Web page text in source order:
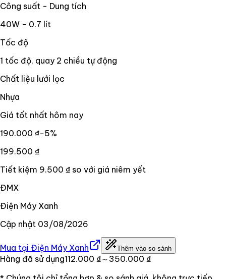
Công suất - Dung tích
40W - 0.7 lít
Tốc độ
1 tốc độ, quay 2 chiều tự động
Chất liệu lưới lọc
Nhựa
Giá tốt nhất hôm nay
190.000 ₫−5%
199.500 ₫
Tiết kiệm 9.500 ₫ so với giá niêm yết
ĐMX
Điện Máy Xanh
Cập nhật 03/08/2026
Mua tại Điện Máy Xanh Thêm vào so sánh
Hàng đã sử dụng112.000 ₫～350.000 ₫